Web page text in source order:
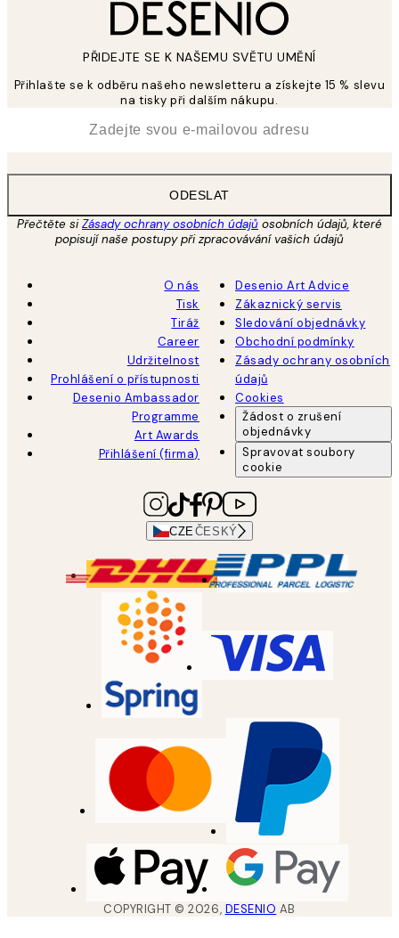
PŘIDEJTE SE K NAŠEMU SVĚTU UMĚNÍ
Přihlašte se k odběru našeho newsletteru a získejte 15 % slevu
na tisky při dalším nákupu.
ODESLAT
Přečtěte siZásady ochrany osobních údajů osobních údajů, které
popisují naše postupy při zpracovávání vašich údajů
O nás
Tisk
Tiráž
Career
Udržitelnost
Prohlášení o přístupnosti
Desenio Ambassador
Programme
Art Awards
Přihlášení (firma)
Desenio Art Advice
Zákaznický servis
Sledování objednávky
Obchodní podmínky
Zásady ochrany osobních
údajů
Cookies
Žádost o zrušení
objednávky
Spravovat soubory
cookie
CZE ČESKÝ
COPYRIGHT ©2026, DESENIO AB